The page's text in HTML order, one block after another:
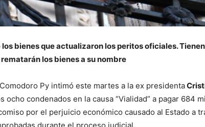
bienes que actualizaron los peritos oficiales.
los bienes a su nombre
Py intimó este martes a la ex presidenta
ocho condenados en la causa “Vialidad” a pagar 684
por el perjuicio económico causado al Estado a